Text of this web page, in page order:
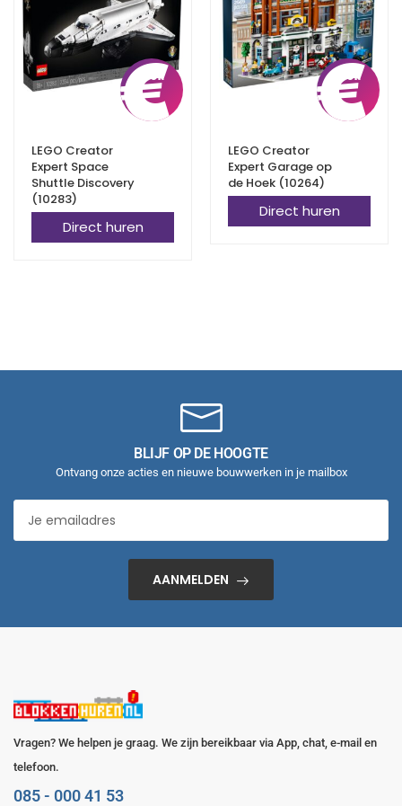
€10,25
LEGO Creator
Expert Space
Shuttle Discovery
(10283)
Direct huren
€
LEGO Creator
Expert Garage op
de Hoek (10264)
Direct huren
BLIJF OP DE HOOGTE
Ontvang onze acties en nieuwe bouwwerken in je mailbox
AANMELDEN
Vragen? We helpen je graag. We zijn bereikbaar via App, chat, e-mail en
telefoon.
085 - 000 41 53